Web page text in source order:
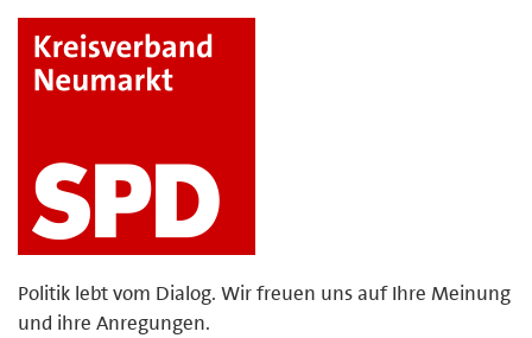
Politik lebt vom Dialog. Wir freuen uns auf Ihre Meinung
und ihre Anregungen.